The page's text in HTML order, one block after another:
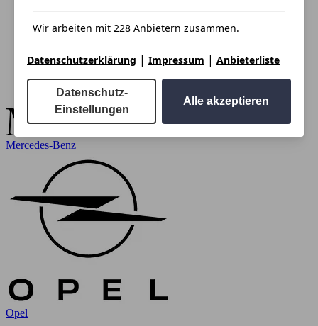
Mercedes-Benz
Opel
Wir arbeiten mit 228 Anbietern zusammen.
Datenschutzerklärung | Impressum | Anbieterliste
Datenschutz-
Einstellungen
Alle akzeptieren